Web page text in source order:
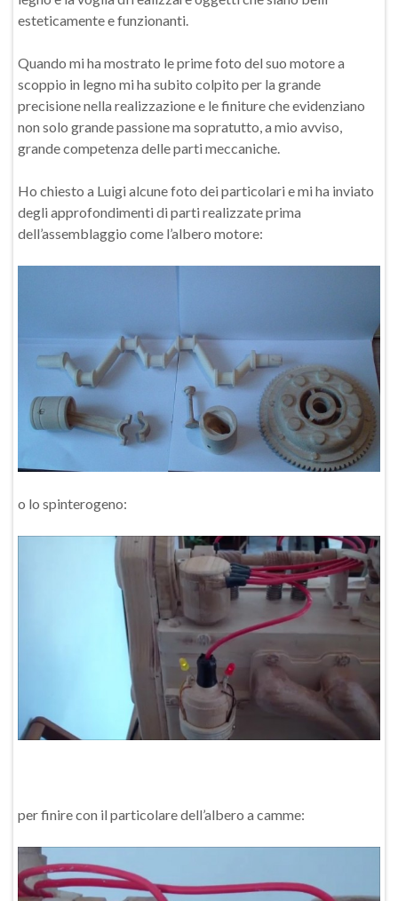
esteticamente e funzionanti.
Quando mi ha mostrato le prime foto del suo motore a
scoppio in legno mi ha subito colpito per la grande
precisione nella realizzazione e le finiture che evidenziano
non solo grande passione ma sopratutto, a mio avviso,
grande competenza delle parti meccaniche.
Ho chiesto a Luigi alcune foto dei particolari e mi ha inviato
degli approfondimenti di parti realizzate prima
dell’assemblaggio come l’albero motore:
o lo spinterogeno:
per finire con il particolare dell’albero a camme: